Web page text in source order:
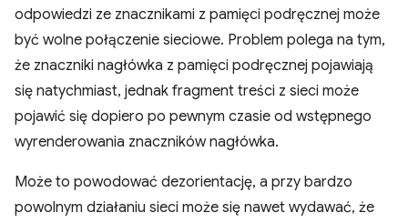
odpowiedzi ze znacznikami z pamięci podręcznej może
być wolne połączenie sieciowe. Problem polega na tym,
że znaczniki nagłówka z pamięci podręcznej pojawiają
się natychmiast, jednak fragment treści z sieci może
pojawić się dopiero po pewnym czasie od wstępnego
wyrenderowania znaczników nagłówka.
Może to powodować dezorientację, a przy bardzo
powolnym działaniu sieci może się nawet wydawać, że